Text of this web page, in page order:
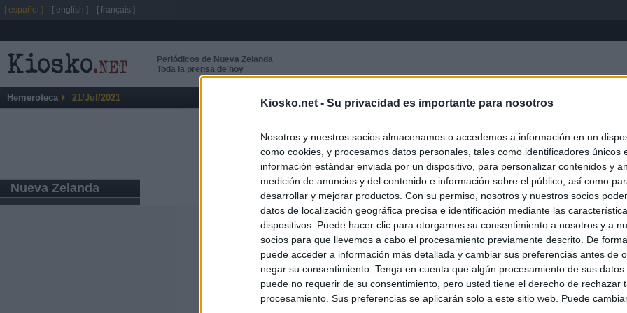
Kiosko.net - Su privacidad es importante para nosotros
Nosotros y nuestros socios almacenamos o accedemos a información en un
como cookies, y procesamos datos personales, tales como identificadores únicos
información estándar enviada por un dispositivo, para personalizar contenidos y
medición de anuncios y del contenido e información sobre el público, así como
desarrollar y mejorar productos. Con su permiso, nosotros y nuestros socios
datos de localización geográfica precisa e identificación mediante las
dispositivos. Puede hacer clic para otorgarnos su consentimiento a nosotros y a
socios para que llevemos a cabo el procesamiento previamente descrito. De
puede acceder a información más detallada y cambiar sus preferencias antes de
negar su consentimiento. Tenga en cuenta que algún procesamiento de sus
puede no requerir de su consentimiento, pero usted tiene el derecho de rechazar
procesamiento. Sus preferencias se aplicarán solo a este sitio web. Puede
Periódicos de Nueva Zelanda
Toda la prensa de hoy
Hemeroteca 21/Jul/2021 Inicio
Nueva Zelanda
Últimas noticias
España mantiene la alerta en Ceuta y estrecha la coordinación con Marruecos
tras nuevas llamadas a cruzar la frontera
El PP contraprograma al Gobierno y cita a Marlaska y Robles en el Senado la
del
[ español ] [ english ] [ français ]